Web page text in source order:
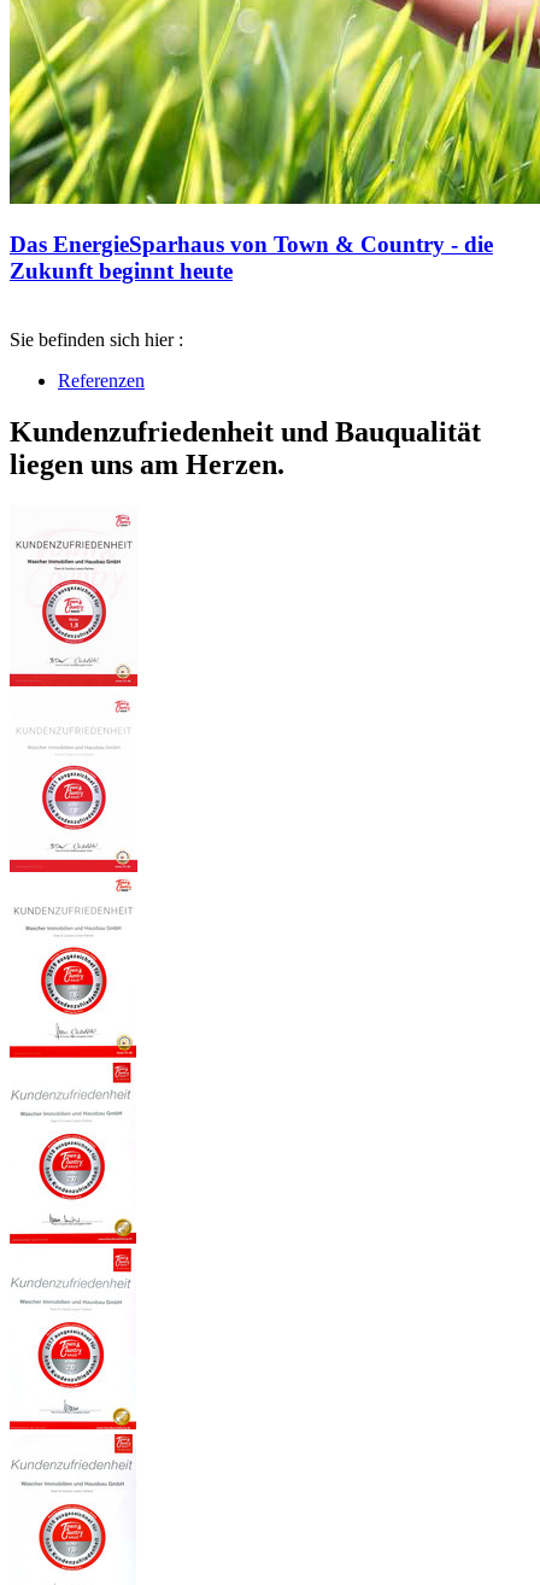
Das EnergieSparhaus von Town & Country - die
Zukunft beginnt heute
Sie befinden sich hier :
Referenzen
Kundenzufriedenheit und Bauqualität
liegen uns am Herzen.